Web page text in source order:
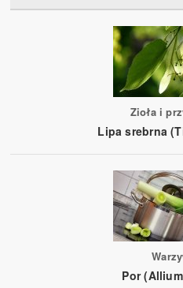
Zioła i
Lipa srebrna
Por